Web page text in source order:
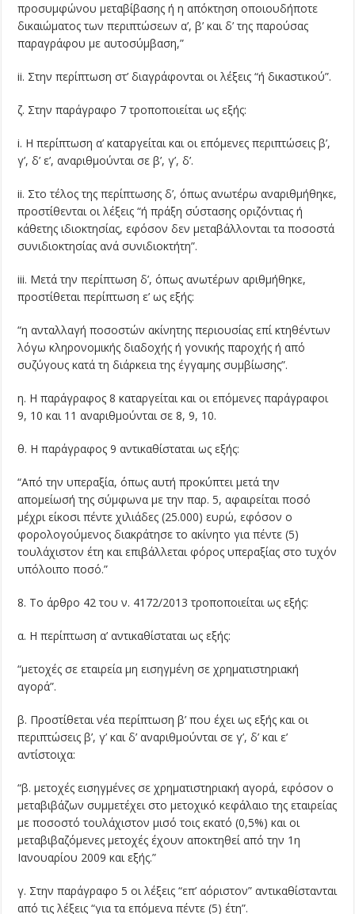
προσυμφώνου μεταβίβασης ή η απόκτηση οποιουδήποτε
δικαιώματος των περιπτώσεων α’, β’ και δ’ της παρούσας
παραγράφου με αυτοσύμβαση,”
ii. Στην περίπτωση στ’ διαγράφονται οι λέξεις “ή δικαστικού”.
ζ. Στην παράγραφο 7 τροποποιείται ως εξής:
i. Η περίπτωση α’ καταργείται και οι επόμενες περιπτώσεις β’,
γ’, δ’ ε’, αναριθμούνται σε β’, γ’, δ’.
ii. Στο τέλος της περίπτωσης δ’, όπως ανωτέρω αναριθμήθηκε,
προστίθενται οι λέξεις “ή πράξη σύστασης οριζόντιας ή
κάθετης ιδιοκτησίας, εφόσον δεν μεταβάλλονται τα ποσοστά
συνιδιοκτησίας ανά συνιδιοκτήτη”.
iii. Μετά την περίπτωση δ’, όπως ανωτέρων αριθμήθηκε,
προστίθεται περίπτωση ε’ ως εξής:
“η ανταλλαγή ποσοστών ακίνητης περιουσίας επί κτηθέντων
λόγω κληρονομικής διαδοχής ή γονικής παροχής ή από
συζύγους κατά τη διάρκεια της έγγαμης συμβίωσης”.
η. Η παράγραφος 8 καταργείται και οι επόμενες παράγραφοι
9, 10 και 11 αναριθμούνται σε 8, 9, 10.
θ. Η παράγραφος 9 αντικαθίσταται ως εξής:
“Από την υπεραξία, όπως αυτή προκύπτει μετά την
απομείωσή της σύμφωνα με την παρ. 5, αφαιρείται ποσό
μέχρι είκοσι πέντε χιλιάδες (25.000) ευρώ, εφόσον ο
φορολογούμενος διακράτησε το ακίνητο για πέντε (5)
τουλάχιστον έτη και επιβάλλεται φόρος υπεραξίας στο τυχόν
υπόλοιπο ποσό.”
8. Το άρθρο 42 του ν. 4172/2013 τροποποιείται ως εξής:
α. Η περίπτωση α’ αντικαθίσταται ως εξής:
“μετοχές σε εταιρεία μη εισηγμένη σε χρηματιστηριακή
αγορά”.
β. Προστίθεται νέα περίπτωση β’ που έχει ως εξής και οι
περιπτώσεις β’, γ’ και δ’ αναριθμούνται σε γ’, δ’ και ε’
αντίστοιχα:
“β. μετοχές εισηγμένες σε χρηματιστηριακή αγορά, εφόσον ο
μεταβιβάζων συμμετέχει στο μετοχικό κεφάλαιο της εταιρείας
με ποσοστό τουλάχιστον μισό τοις εκατό (0,5%) και οι
μεταβιβαζόμενες μετοχές έχουν αποκτηθεί από την 1η
Ιανουαρίου 2009 και εξής.”
γ. Στην παράγραφο 5 οι λέξεις “επ’ αόριστον” αντικαθίστανται
από τις λέξεις “για τα επόμενα πέντε (5) έτη”.